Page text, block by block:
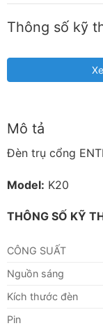
Mô tả
Đèn trụ cổng
Model: K20
THÔNG SỐ KỸ
CÔNG SUẤT
Nguồn sáng
Kích thước đèn
Pin
Thông số kỹ